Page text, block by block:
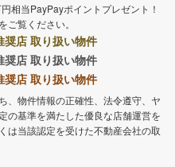
相当PayPayポイントプレゼント！
をご覧ください。
奨店 取り扱い物件
奨店 取り扱い物件
奨店 取り扱い物件
、物件情報の正確性、法令遵守、ヤ
の基準を満たした優良な店舗運営を
は当該認定を受けた不動産会社の取